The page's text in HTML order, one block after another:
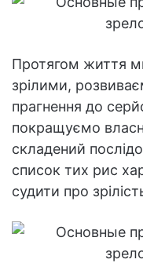
Протягом життя
зрілими,
прагнення до
покращуємо
складений
список тих рис
судити про